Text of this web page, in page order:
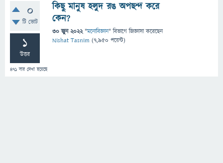
0
টি ভোট
1
উত্তর
471 বার দেখা হয়েছে
কিছু মানুষ হলুদ রঙ অপছন্দ করে
কেন?
30 জুন 2022 "মনোবিজ্ঞান" বিভাগে জিজ্ঞাসাকরেছেন
Nishat Tasnim (7,950 পয়েন্ট)